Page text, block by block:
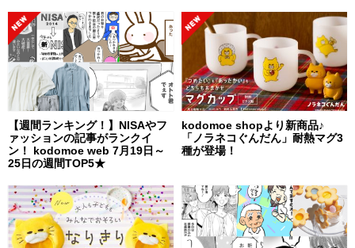
【週間ランキング！】NISAやフ
ァッションの記事がランクイ
ン！ kodomoe web 7月19日～
25日の週間TOP5★
kodomoe shopより新商品♪
「ノラネコぐんだん」耐熱マグ3
種が登場！